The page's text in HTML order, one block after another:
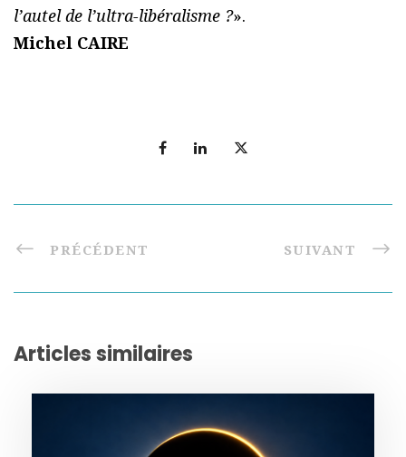
l’autel de l’ultra-libéralisme ?».
Michel CAIRE
PRÉCÉDENT SUIVANT
Articles similaires